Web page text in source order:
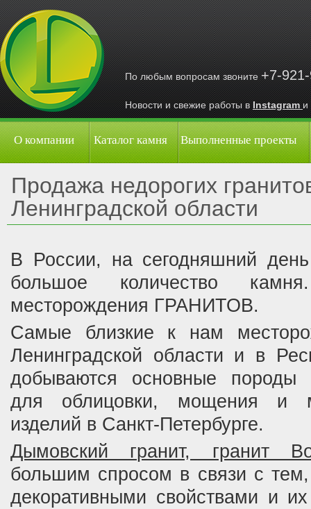
По любым вопросам звоните+7-
Новости и свежие работы в Instagram и
О компании Каталог камня Выполненные проекты
Продажа недорогих
Ленинградской области
В России, на сегодняшний день
большое количество
месторождения ГРАНИТОВ.
Самые близкие к нам
Ленинградской области и в
добываются основные породы
для облицовки, мощения и
изделий в Санкт-Петербурге.
Дымовский гранит, гранит
большим спросом в связи с
декоративными свойствами и